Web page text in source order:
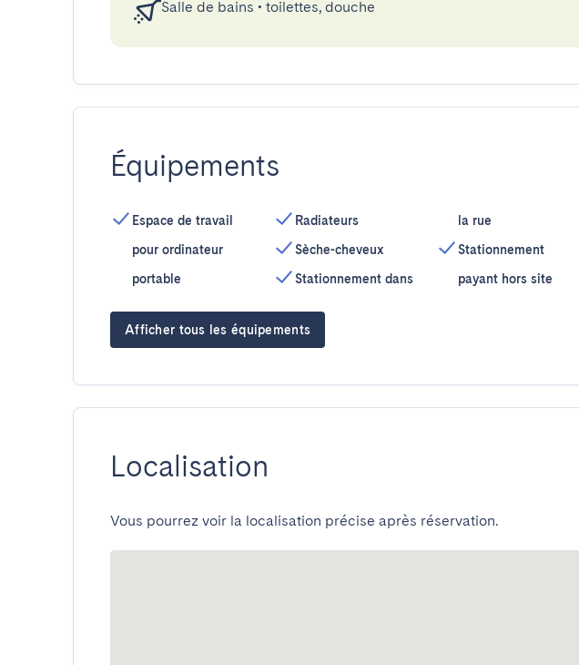
Salle de bains • toilettes, douche
Équipements
Espace de travail
pour ordinateur
portable
Radiateurs
Sèche-cheveux
Stationnement dans
la rue
Stationnement
payant hors site
Afficher tous les équipements
Localisation
Vous pourrez voir la localisation précise après réservation.